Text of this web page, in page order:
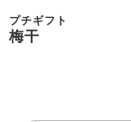
プチギフト
梅干